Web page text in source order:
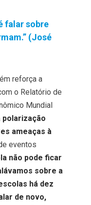
falar sobre
(José
reforça a
o Relatório de
Mundial
polarização
ameaças à
eventos
não pode ficar
sobre a
há dez
de novo,